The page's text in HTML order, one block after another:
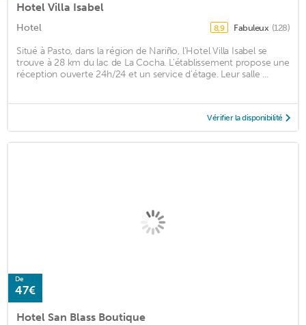
Hotel Villa Isabel
Hotel 8,9 Fabuleux (128)
Situé à Pasto, dans la région de Nariño, l'Hotel Villa Isabel se
trouve à 28 km du lac de La Cocha. L'établissement propose une
réception ouverte 24h/24 et un service d'étage. Leur salle ...
Vérifier la disponibilité
De
47€
Hotel San Blass Boutique